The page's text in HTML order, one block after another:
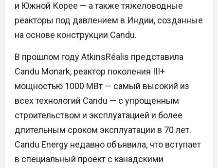
и Южной Корее — а также тяжеловодные
реакторы под давлением в Индии, созданные
на основе конструкции Candu.
В прошлом году AtkinsRéalis представила
Candu Monark, реактор поколения III+
мощностью 1000 МВт — самый высокий из
всех технологий Candu — с упрощенным
строительством и эксплуатацией и более
длительным сроком эксплуатации в 70 лет.
Candu Energy недавно объявила, что вступает
в специальный проект с канадскими